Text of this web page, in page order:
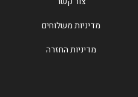
מדיניות משלוחים
מדיניות החזרה